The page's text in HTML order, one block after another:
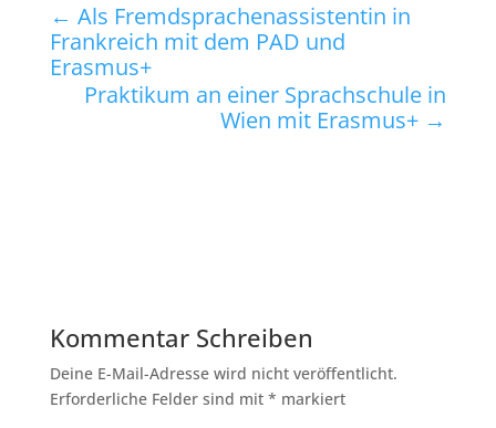
← Als Fremdsprachenassistentin in
Frankreich mit dem PAD und
Erasmus+
Praktikum an einer Sprachschule in
Wien mit Erasmus+ →
Kommentar Schreiben
Deine E-Mail-Adresse wird nicht veröffentlicht.
Erforderliche Felder sind mit * markiert